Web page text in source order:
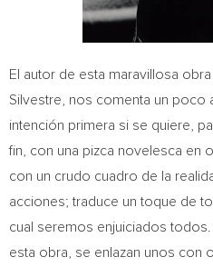
El autor de esta maravillosa obra
Silvestre , nos comenta un poco
intención primera si se quiere,
fin, con una pizca novelesca en
con un crudo cuadro de la
acciones; traduce un toque de
cual seremos enjuiciados
esta obra, se enlazan unos con